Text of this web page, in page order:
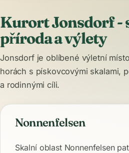
Kurort Jonsdorf -
příroda a výlety
Jonsdorf je oblíbené výletní
horách s pískovcovými skalami,
a rodinnými cíli.
Nonnenfelsen
Skalní oblast Nonnenfelsen